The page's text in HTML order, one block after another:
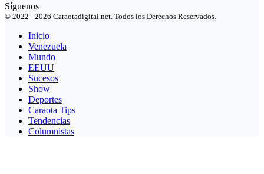
Síguenos
© 2022 - 2026 Caraotadigital.net. Todos los Derechos Reservados.
Inicio
Venezuela
Mundo
EEUU
Sucesos
Show
Deportes
Caraota Tips
Tendencias
Columnistas